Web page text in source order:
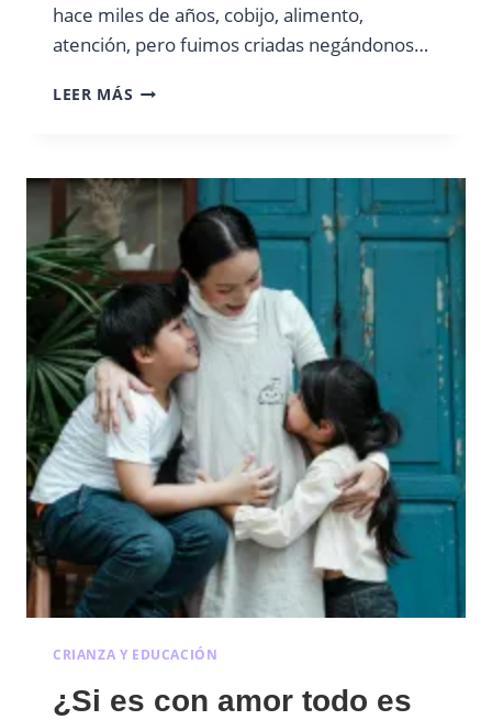
hace miles de años, cobijo, alimento,
atención, pero fuimos criadas negándonos…
LEER MÁS MATERNAR
CRIANZA Y EDUCACIÓN
¿Si es con amor todo es